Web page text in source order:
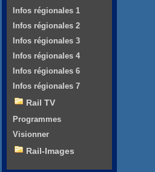
Infos régionales 1
Infos régionales 2
Infos régionales 3
Infos régionales 4
Infos régionales 6
Infos régionales 7
Rail TV
Programmes
Visionner
Rail-Images